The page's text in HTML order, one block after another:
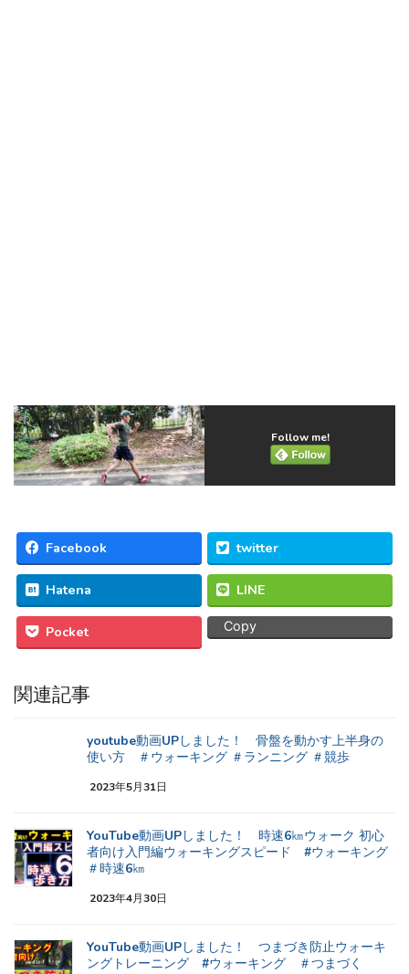
Follow me!
Facebook twitter
Hatena LINE
Pocket Copy
関連記事
youtube動画UPしました！ 骨盤を動かす上半身の
使い方 ＃ウォーキング ＃ランニング ＃競歩
2023年5月31日
YouTube動画UPしました！ 時速6㎞ウォーク 初心
者向け入門編ウォーキングスピード #ウォーキング
＃時速6㎞
2023年4月30日
YouTube動画UPしました！ つまづき防止ウォーキ
ングトレーニング #ウォーキング ＃つまづく